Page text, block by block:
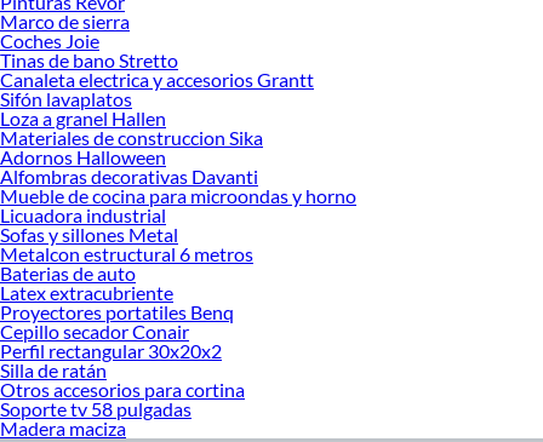
Marco de sierra
Coches Joie
Tinas de bano Stretto
Canaleta electrica y accesorios Grantt
Sifón lavaplatos
Loza a granel Hallen
Materiales de construccion Sika
Adornos Halloween
Alfombras decorativas Davanti
Mueble de cocina para microondas y horno
Licuadora industrial
Sofas y sillones Metal
Metalcon estructural 6 metros
Baterias de auto
Latex extracubriente
Proyectores portatiles Benq
Cepillo secador Conair
Perfil rectangular 30x20x2
Silla de ratán
Otros accesorios para cortina
Soporte tv 58 pulgadas
Madera maciza